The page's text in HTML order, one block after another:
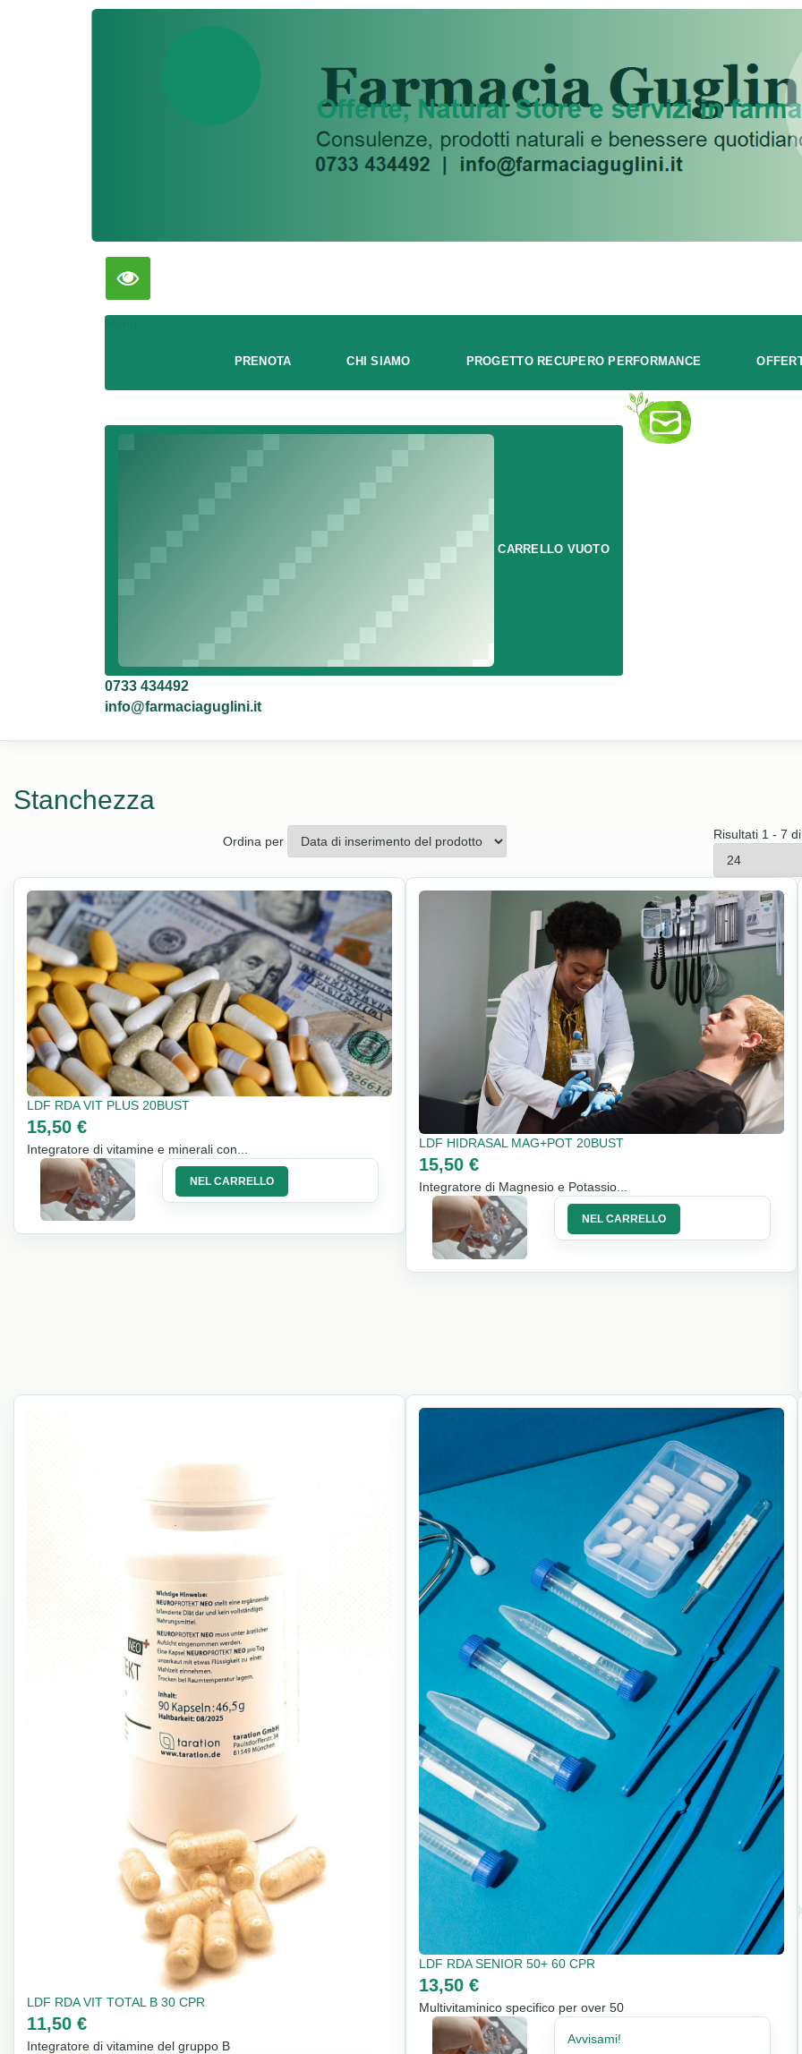
PRENOTA CHI SIAMO PROGETTO RECUPERO PERFORMANCE
CARRELLO VUOTO
0733 434492
info@farmaciaguglini.it
Stanchezza
Ordina per Risultati 1 - 7
LDF RDA VIT PLUS 20BUST
15,50 €
Integratore di vitamine e minerali con...
NEL CARRELLO
LDF HIDRASAL MAG+POT 20BUST
15,50 €
Integratore di Magnesio e Potassio...
NEL CARRELLO
LDF RDA VIT TOTAL B 30 CPR
11,50 €
Integratore di vitamine del gruppo B
LDF RDA SENIOR 50+ 60 CPR
13,50 €
Multivitaminico specifico per over 50
Avvisami!